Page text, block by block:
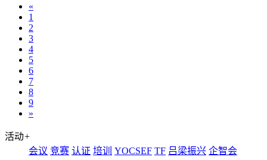
«
1
2
3
4
5
6
7
8
9
»
活动+
会议 竞赛 认证 培训 YOCSEF TF 吕梁振兴 企智会